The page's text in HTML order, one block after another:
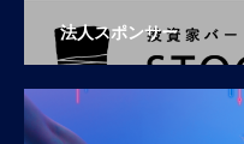
法人スポンサー